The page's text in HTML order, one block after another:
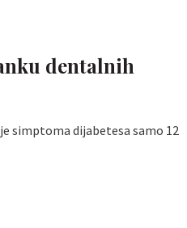
dentalnih
simptoma dijabetesa samo 12